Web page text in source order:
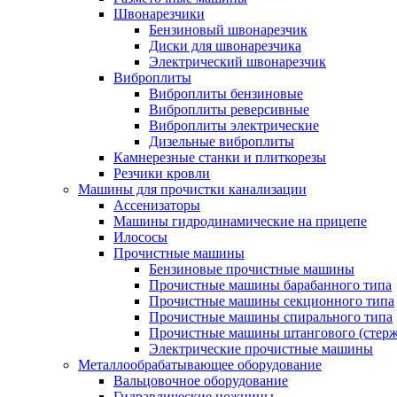
Швонарезчики
Бензиновый швонарезчик
Диски для швонарезчика
Электрический швонарезчик
Виброплиты
Виброплиты бензиновые
Виброплиты реверсивные
Виброплиты электрические
Дизельные виброплиты
Камнерезные станки и плиткорезы
Резчики кровли
Машины для прочистки канализации
Ассенизаторы
Машины гидродинамические на прицепе
Илососы
Прочистные машины
Бензиновые прочистные машины
Прочистные машины барабанного типа
Прочистные машины секционного типа
Прочистные машины спирального типа
Прочистные машины штангового
Электрические прочистные машины
Металлообрабатывающее оборудование
Вальцовочное оборудование